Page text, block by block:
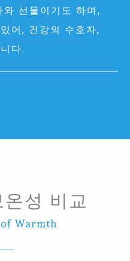
선물이기도 하며,
어, 건강의 수호자,
다.
성 비교
Warmth